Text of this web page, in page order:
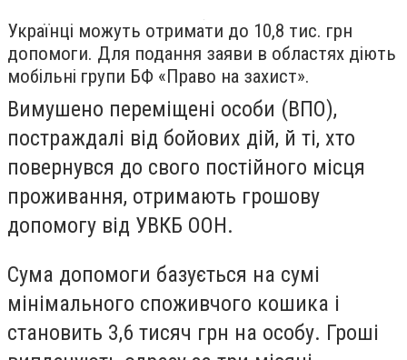
Українці можуть отримати до 10,8 тис. грн
допомоги. Для подання заяви в областях діють
мобільні групи БФ «Право на захист».
Вимушено переміщені особи (ВПО),
постраждалі від бойових дій, й ті, хто
повернувся до свого постійного місця
проживання, отримають грошову
допомогу від УВКБ ООН.
Сума допомоги базується на сумі
мінімального споживчого кошика і
становить 3,6 тисяч грн на особу. Гроші